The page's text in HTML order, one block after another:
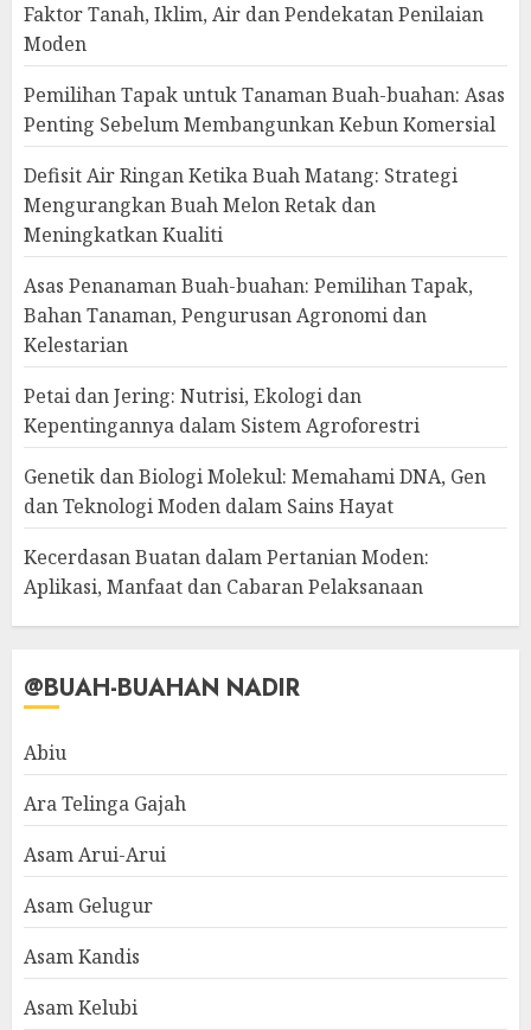
Faktor Tanah, Iklim, Air dan Pendekatan Penilaian
Moden
Pemilihan Tapak untuk Tanaman Buah-buahan: Asas
Penting Sebelum Membangunkan Kebun Komersial
Defisit Air Ringan Ketika Buah Matang: Strategi
Mengurangkan Buah Melon Retak dan
Meningkatkan Kualiti
Asas Penanaman Buah-buahan: Pemilihan Tapak,
Bahan Tanaman, Pengurusan Agronomi dan
Kelestarian
Petai dan Jering: Nutrisi, Ekologi dan
Kepentingannya dalam Sistem Agroforestri
Genetik dan Biologi Molekul: Memahami DNA, Gen
dan Teknologi Moden dalam Sains Hayat
Kecerdasan Buatan dalam Pertanian Moden:
Aplikasi, Manfaat dan Cabaran Pelaksanaan
@BUAH-BUAHAN NADIR
Abiu
Ara Telinga Gajah
Asam Arui-Arui
Asam Gelugur
Asam Kandis
Asam Kelubi